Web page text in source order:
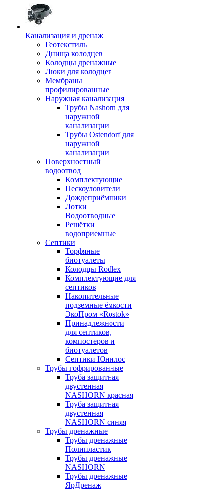
Канализация и дренаж
Геотекстиль
Днища колодцев
Колодцы дренажные
Люки для колодцев
Мембраны
профилированные
Наружная канализация
Трубы Nashorn для
наружной
канализации
Трубы Ostendorf для
наружной
канализации
Поверхностный
водоотвод
Комплектующие
Пескоуловители
Дождеприёмники
Лотки
Водоотводные
Решётки
водоприемные
Септики
Торфяные
биотуалеты
Колодцы Rodlex
Комплектующие для
септиков
Накопительные
подземные ёмкости
ЭкоПром «Rostok»
Принадлежности
для септиков,
компостеров и
биотуалетов
Септики Юнилос
Трубы гофрированные
Труба защитная
двустенная
NASHORN красная
Труба защитная
двустенная
NASHORN синяя
Трубы дренажные
Трубы дренажные
Полипластик
Трубы дренажные
NASHORN
Трубы дренажные
ЯрДренаж